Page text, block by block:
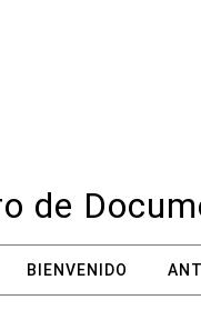
de
BIENVENIDO